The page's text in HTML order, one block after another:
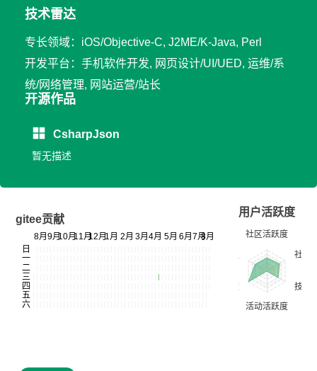
技术雷达
专长领域：iOS/Objective-C, J2ME/K-Java, Perl
开发平台：手机软件开发, 网页设计/UI/UED, 运维/系
统/网络管理, 网站运营/站长
开源作品
CsharpJson
暂无描述
gitee贡献
用户活跃度